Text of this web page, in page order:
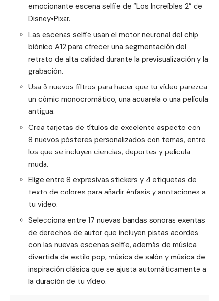
emocionante escena selfie de “Los Increíbles 2” de
Disney•Pixar.
Las escenas selfie usan el motor neuronal del chip
biónico A12 para ofrecer una segmentación del
retrato de alta calidad durante la previsualización y la
grabación.
Usa 3 nuevos filtros para hacer que tu vídeo parezca
un cómic monocromático, una acuarela o una película
antigua.
Crea tarjetas de títulos de excelente aspecto con
8 nuevos pósteres personalizados con temas, entre
los que se incluyen ciencias, deportes y película
muda.
Elige entre 8 expresivas stickers y 4 etiquetas de
texto de colores para añadir énfasis y anotaciones a
tu vídeo.
Selecciona entre 17 nuevas bandas sonoras exentas
de derechos de autor que incluyen pistas acordes
con las nuevas escenas selfie, además de música
divertida de estilo pop, música de salón y música de
inspiración clásica que se ajusta automáticamente a
la duración de tu vídeo.